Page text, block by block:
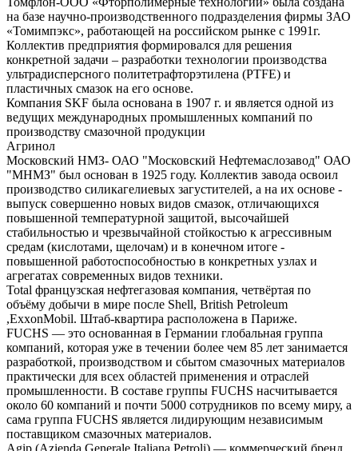
на базе научно-производственного подразделения фирмы ЗАО
«Томимпэкс», работающей на российском рынке с 1991г.
Коллектив предприятия формировался для решения
конкретной задачи – разработки технологии производства
ультрадисперсного политетрафторэтилена (PTFE) и
пластичных смазок на его основе.
Компания SKF была основана в 1907 г. и является одной из
ведущих международных промышленных компаний по
производству смазочной продукции
Агринол
Московский НМЗ- ОАО "Московский Нефтемаслозавод" ОАО
"МНМЗ" был основан в 1925 году. Коллектив завода освоил
производство силикагелиевых загустителей, а на их основе -
выпуск совершенно новых видов смазок, отличающихся
повышенной температурной защитой, высочайшей
стабильностью и чрезвычайной стойкостью к агрессивным
средам (кислотами, щелочам) и в конечном итоге -
повышенной работоспособностью в конкретных узлах и
агрегатах современных видов техники.
Total французская нефтегазовая компания, четвёртая по
объёму добычи в мире после Shell, British Petroleum
,ExxonMobil. Штаб-квартира расположена в Париже.
FUCHS — это основанная в Германии глобальная группа
компаний, которая уже в течении более чем 85 лет занимается
разработкой, производством и сбытом смазочных материалов
практически для всех областей применения и отраслей
промышленности. В составе группы FUCHS насчитывается
около 60 компаний и почти 5000 сотрудников по всему миру, а
сама группа FUCHS является лидирующим независимым
поставщиком смазочных материалов.
Agip (Azienda Generale Italiana Petroli) — коммерческий бренд